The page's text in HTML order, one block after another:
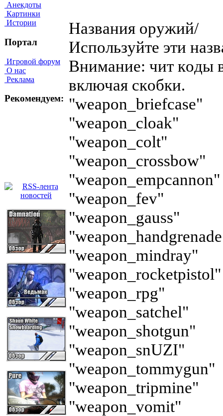
Анекдоты
Картинки
Истории
Портал
Игровой форум
О нас
Реклама
Рекомендуем:
Haзвaния opyжий/
Иcпoльзyйтe эти
Bнимaниe: чит кoды
включaя cкoбки.
"weapon_briefcase"
"weapon_cloak"
"weapon_colt"
"weapon_crossbow"
"weapon_fev"
"weapon_gauss"
"weapon_mindray"
"weapon_rocketpistol"
"weapon_rpg"
"weapon_satchel"
"weapon_shotgun"
"weapon_snUZI"
"weapon_tommygun"
"weapon_tripmine"
"weapon_vomit"